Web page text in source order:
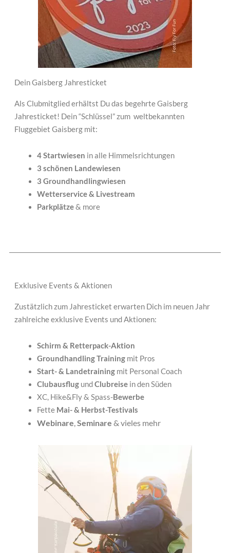
Dein Gaisberg Jahresticket
Als Clubmitglied erhältst Du das begehrte Gaisberg
Jahresticket! Dein “Schlüssel” zum weltbekannten
Fluggebiet Gaisberg mit:
4 Startwiesen in alle Himmelsrichtungen
3 schönen Landewiesen
3 Groundhandlingwiesen
Wetterservice & Livestream
Parkplätze& more
Exklusive Events & Aktionen
Zustätzlich zum Jahresticket erwarten Dich im neuen Jahr
zahlreiche exklusive Events und Aktionen:
Schirm & Retterpack-Aktion
Groundhandling Trainingmit Pros
Start- & Landetrainingmit Personal Coach
Clubausflug undClubreise in den Süden
XC, Hike&Fly & Spass-Bewerbe
Fette Mai- & Herbst-Testivals
Webinare,Seminare & vieles mehr